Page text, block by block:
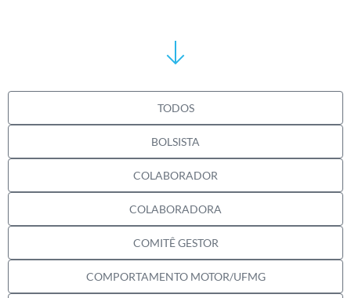
BOLSISTA
COLABORADOR
COLABORADORA
COMITÊ GESTOR
COMPORTAMENTO MOTOR/UFMG
TODOS